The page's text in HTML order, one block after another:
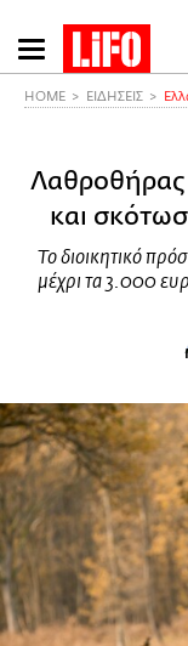
Παράκαμψη
προς
HOME ΕΙΔΗΣΕΙΣ
Λαθροθήρας
και
Το διοικητικό
μέχρι τα 3.000